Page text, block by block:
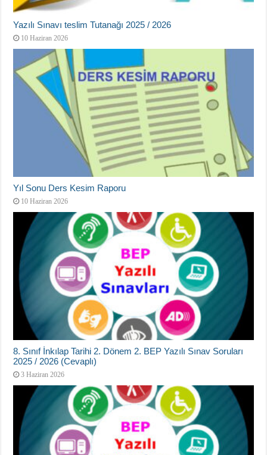
Yazılı Sınavı teslim Tutanağı 2025 / 2026
10 Haziran 2026
Yıl Sonu Ders Kesim Raporu
10 Haziran 2026
8. Sınıf İnkılap Tarihi 2. Dönem 2. BEP Yazılı Sınav Soruları
2025 / 2026 (Cevaplı)
3 Haziran 2026